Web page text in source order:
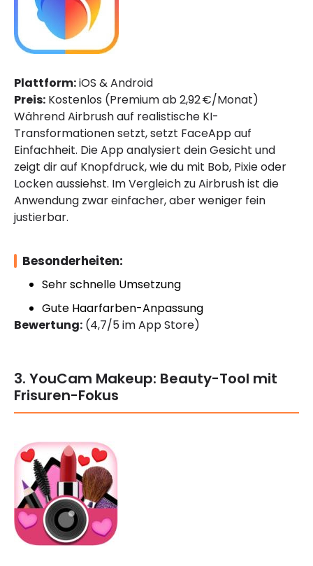
Plattform:iOS & Android
Preis: Kostenlos (Premium ab 2,92 €/Monat)
Während Airbrush auf realistische KI-
Transformationen setzt, setzt FaceApp auf
Einfachheit. Die App analysiert dein Gesicht und
zeigt dir auf Knopfdruck, wie du mit Bob, Pixie oder
Locken aussiehst. Im Vergleich zu Airbrush ist die
Anwendung zwar einfacher, aber weniger fein
justierbar.
Besonderheiten:
Sehr schnelle Umsetzung
Gute Haarfarben-Anpassung
Bewertung: (4,7/5 im App Store)
3. YouCam Makeup: Beauty-Tool mit
Frisuren-Fokus